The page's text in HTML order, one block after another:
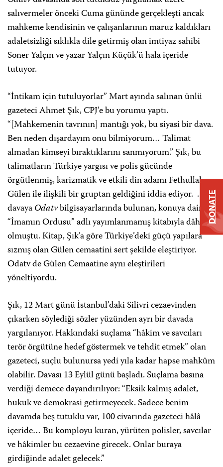
salıvermeler önceki Cuma gününde gerçekleşti ancak
mahkeme kendisinin ve çalışanlarının maruz kaldıkları
adaletsizliği sıklıkla dile getirmiş olan imtiyaz sahibi
Soner Yalçın ve yazar Yalçın Küçük’ü hala içeride
tutuyor.
“İntikam için tutuluyorlar” Mart ayında salınan ünlü
gazeteci Ahmet Şık, CPJ’e bu yorumu yaptı.
“[Mahkemenin tavrının] mantığı yok, bu siyasi bir dava.
Ben neden dışardayım onu bilmiyorum… Talimat
almadan kimseyi bıraktıklarını sanmıyorum.” Şık, bu
talimatların Türkiye yargısı ve polis gücünde
örgütlenmiş, karizmatik ve etkili din adamı Fethullah
Gülen ile ilişkili bir gruptan geldiğini iddia ediyor. . Şık,
davayaOdatvbilgisayarlarında bulunan, konuya dair
“İmamın Ordusu” adlı yayımlanmamış kitabıyla dâhil
olmuştu. Kitap, Şık’a göre Türkiye’deki güçü yapılara
sızmış olan Gülen cemaatini sert şekilde eleştiriyor.
Odatv de Gülen Cemaatine aynı eleştirileri
yöneltiyordu.
Şık, 12 Mart günü İstanbul’daki Silivri cezaevinden
çıkarken söylediği sözler yüzünden ayrı bir davada
yargılanıyor. Hakkındaki suçlama “hâkim ve savcıları
terör örgütüne hedef göstermek ve tehdit etmek” olan
gazeteci, suçlu bulunursa yedi yıla kadar hapse mahkûm
olabilir. Davası 13 Eylül günü başladı. Suçlama basına
verdiği demece dayandırılıyor: “Eksik kalmış adalet,
hukuk ve demokrasi getirmeyecek. Sadece benim
davamda beş tutuklu var, 100 civarında gazeteci hâlâ
içeride… Bu komployu kuran, yürüten polisler, savcılar
ve hâkimler bu cezaevine girecek. Onlar buraya
girdiğinde adalet gelecek.”
DONATE